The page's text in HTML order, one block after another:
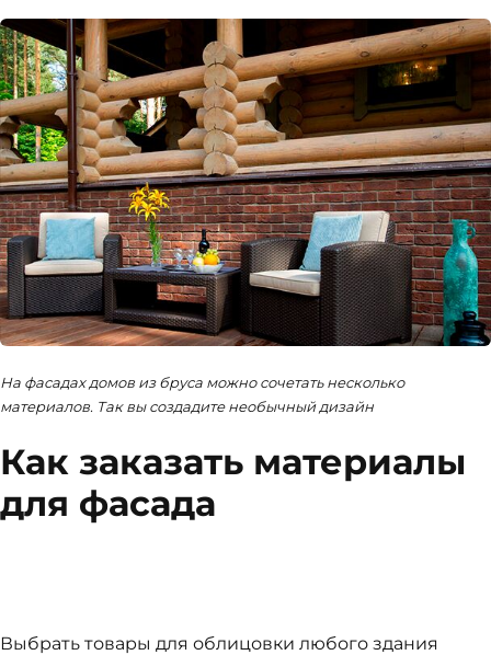
На фасадах домов из бруса можно сочетать несколько
материалов. Так вы создадите необычный дизайн
Как заказать материалы
для фасада
Выбрать товары для облицовки любого здания